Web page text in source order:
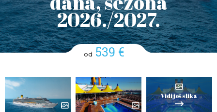
2026./2027.
od 539 €
Vidi još slika